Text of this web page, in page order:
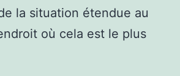
la situation étendue au
où cela est le plus